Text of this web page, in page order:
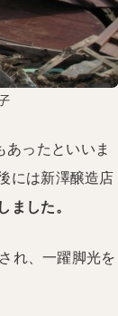
ったといいま
には新澤醸造店
した。
れ、一躍脚光を